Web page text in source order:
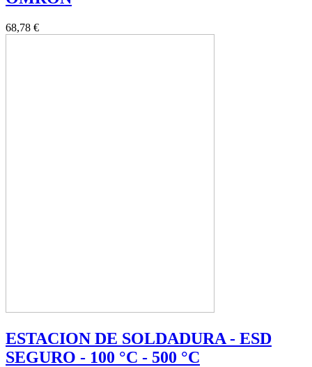
68,78 €
ESTACION DE SOLDADURA - ESD
SEGURO - 100 °C - 500 °C